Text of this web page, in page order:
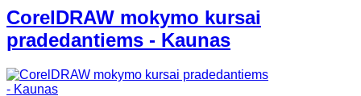
CorelDRAW mokymo kursai
pradedantiems - Kaunas